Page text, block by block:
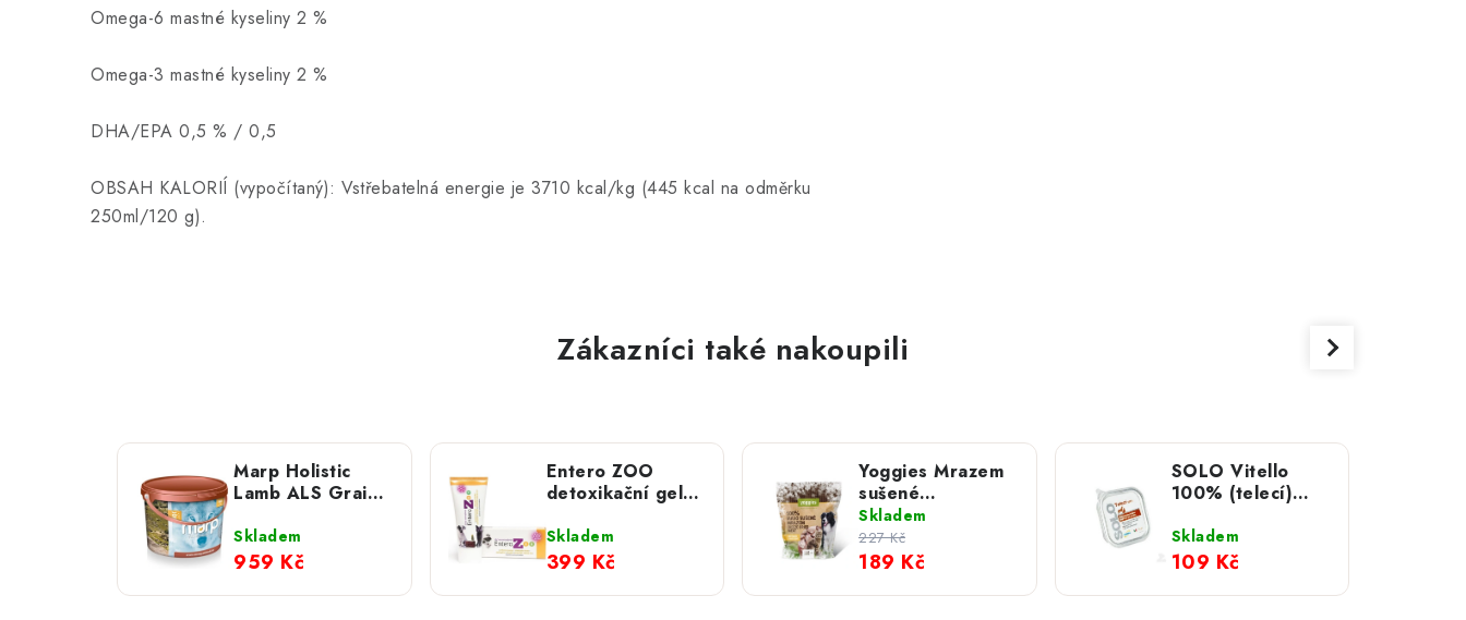
Omega-6 mastné kyseliny 2 %
Omega-3 mastné kyseliny 2 %
DHA/EPA 0,5 % / 0,5
OBSAH KALORIÍ (vypočítaný): Vstřebatelná energie je 3710 kcal/kg (445 kcal na odměrku
250ml/120 g).
Zákazníci také nakoupili
Marp Holistic
Lamb ALS Grain
Skladem
959 Kč
Entero ZOO
detoxikační gel;
Skladem
399 Kč
Yoggies Mrazem
sušené
(lyofilizované);
krůtí maso 85 g
Skladem
189 Kč
227 Kč
SOLO Vitello
100% (telecí)
Skladem
109 Kč